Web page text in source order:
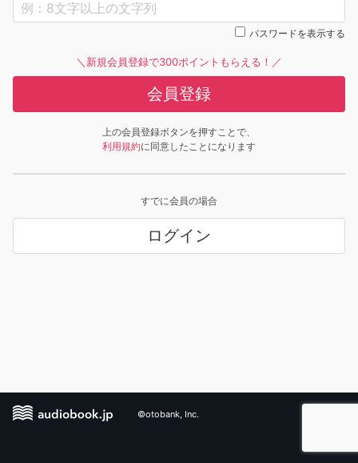
パスワードを表示する
＼新規会員登録で300ポイントもらえる！／
会員登録
上の会員登録ボタンを押すことで、
利用規約に同意したことになります
すでに会員の場合
ログイン
©otobank, Inc.